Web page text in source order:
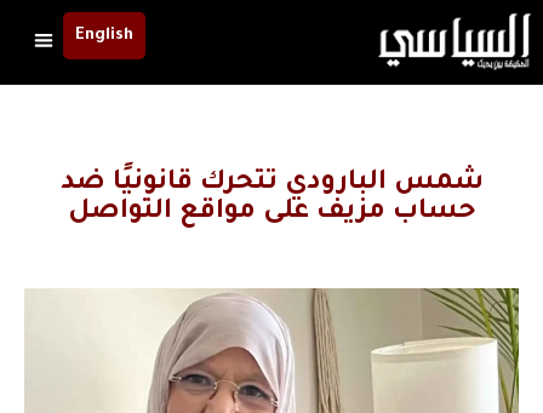
English
شمس البارودي تتحرك قانونيًا ضد
حساب مزيف على مواقع التواصل